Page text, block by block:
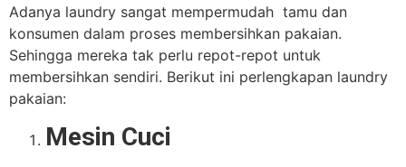
Adanya laundry sangat mempermudah tamu dan
konsumen dalam proses membersihkan pakaian.
Sehingga mereka tak perlu repot-repot untuk
membersihkan sendiri. Berikut ini perlengkapan laundry
pakaian:
Mesin Cuci